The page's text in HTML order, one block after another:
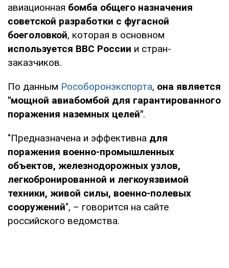
авиационная бомба общего назначения
советской разработки с фугасной
боеголовкой, которая в основном
используется ВВС России и стран-
заказчиков.
По данным Рособоронэкспорта, она является
"мощной авиабомбой для гарантированного
поражения наземных целей".
"Предназначена и эффективна для
поражения военно-промышленных
объектов, железнодорожных узлов,
легкобронированной и легкоуязвимой
техники, живой силы, военно-полевых
сооружений", – говорится на сайте
российского ведомства.